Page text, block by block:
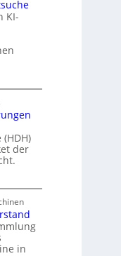
KI-
der
in